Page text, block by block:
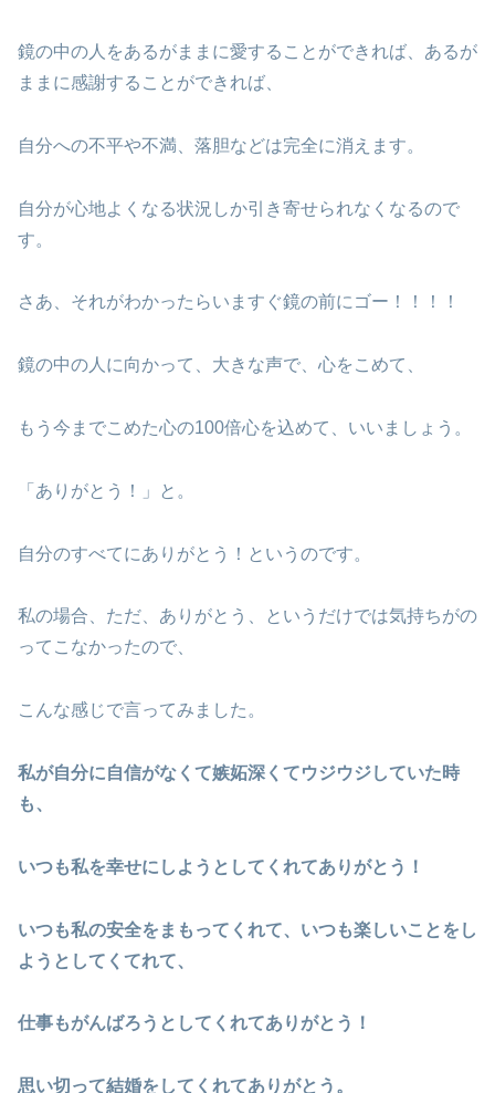
鏡の中の人をあるがままに愛することができれば、あるが
ままに感謝することができれば、
自分への不平や不満、落胆などは完全に消えます。
自分が心地よくなる状況しか引き寄せられなくなるので
す。
さあ、それがわかったらいますぐ鏡の前にゴー！！！！
鏡の中の人に向かって、大きな声で、心をこめて、
もう今までこめた心の100倍心を込めて、いいましょう。
「ありがとう！」と。
自分のすべてにありがとう！というのです。
私の場合、ただ、ありがとう、というだけでは気持ちがの
ってこなかったので、
こんな感じで言ってみました。
私が自分に自信がなくて嫉妬深くてウジウジしていた時
も、
いつも私を幸せにしようとしてくれてありがとう！
いつも私の安全をまもってくれて、いつも楽しいことをし
ようとしてくてれて、
仕事もがんばろうとしてくれてありがとう！
思い切って結婚をしてくれてありがとう。